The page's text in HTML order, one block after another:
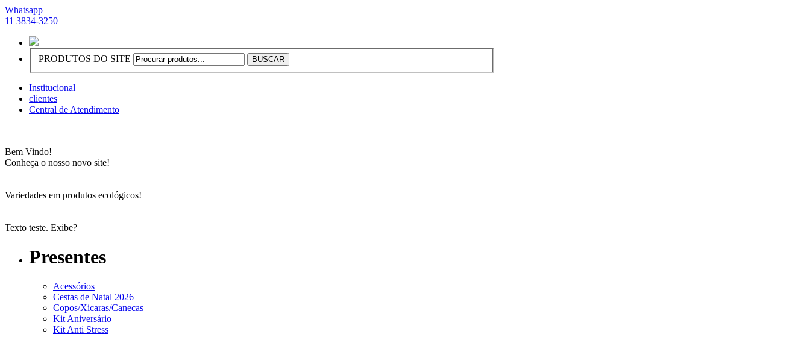
Whatsapp
11 3834-3250
PRODUTOS DO SITE
Institucional
clientes
Central de Atendimento
Bem Vindo!
Conheça o nosso novo site!
Variedades em produtos ecológicos!
Texto teste. Exibe?
Presentes
Acessórios
Cestas de Natal 2026
Copos/Xicaras/Canecas
Kit Aniversário
Kit Anti Stress